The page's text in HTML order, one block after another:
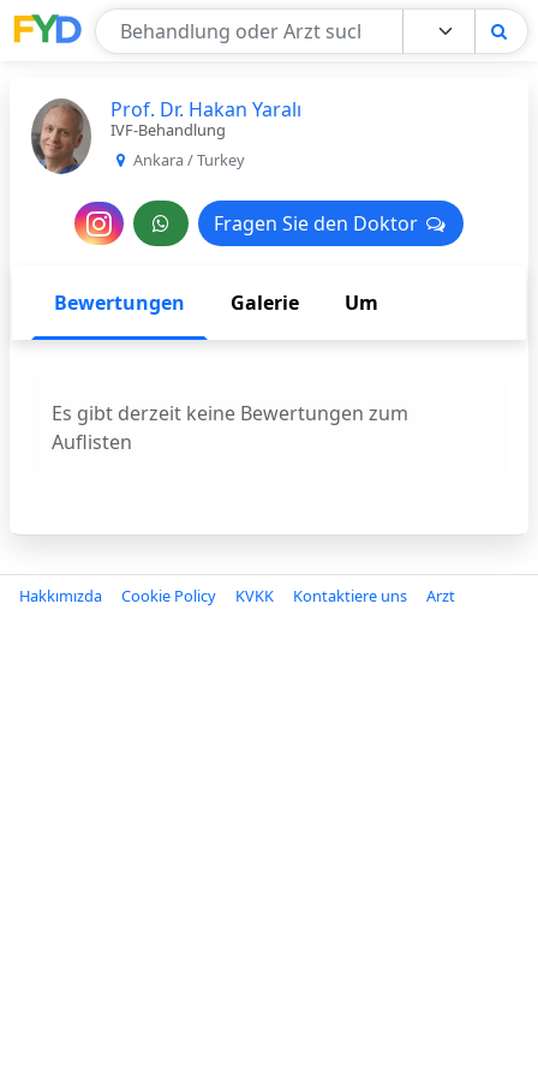
Find Your Doctor
Prof. Dr. Hakan Yaralı
IVF-Behandlung
Ankara / Turkey
Nachricht
den
Arzt
Fragen Sie den Doktor
Fragen Sie den Doktor
Bewertungen Galerie Um
Es gibt derzeit keine Bewertungen zum
Auflisten
Hakkımızda Cookie Policy KVKK Kontaktiere uns Arzt